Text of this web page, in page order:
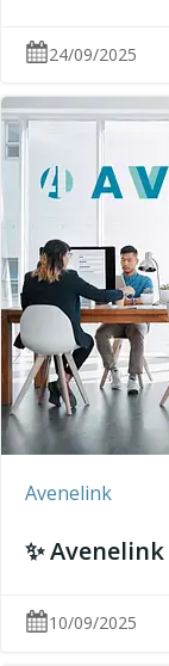
24/09/2025
Avenelink
✨
10/09/2025